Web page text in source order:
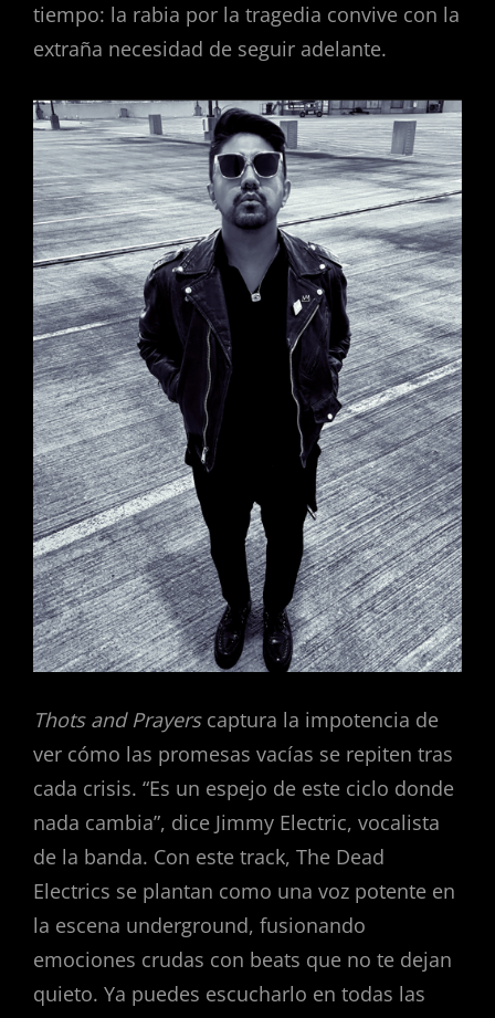
tiempo: la rabia por la tragedia convive con la
extraña necesidad de seguir adelante.
Thots and Prayerscaptura la impotencia de
ver cómo las promesas vacías se repiten tras
cada crisis. “Es un espejo de este ciclo donde
nada cambia”, dice Jimmy Electric, vocalista
de la banda. Con este track, The Dead
Electrics se plantan como una voz potente en
la escena underground, fusionando
emociones crudas con beats que no te dejan
quieto. Ya puedes escucharlo en todas las